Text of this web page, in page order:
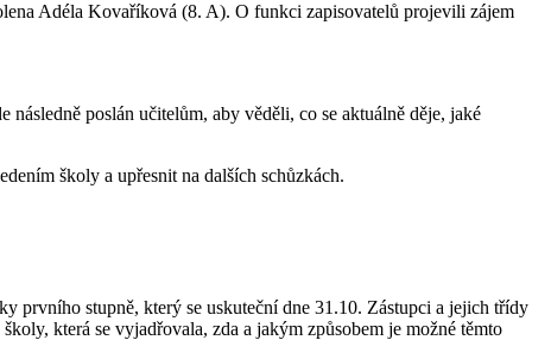
Adéla Kovaříková (8. A). O funkci zapisovatelů projevili zájem
poslán učitelům, aby věděli, co se aktuálně děje, jaké
školy a upřesnit na dalších schůzkách.
prvního stupně, který se uskuteční dne 31.10. Zástupci a jejich třídy
která se vyjadřovala, zda a jakým způsobem je možné těmto